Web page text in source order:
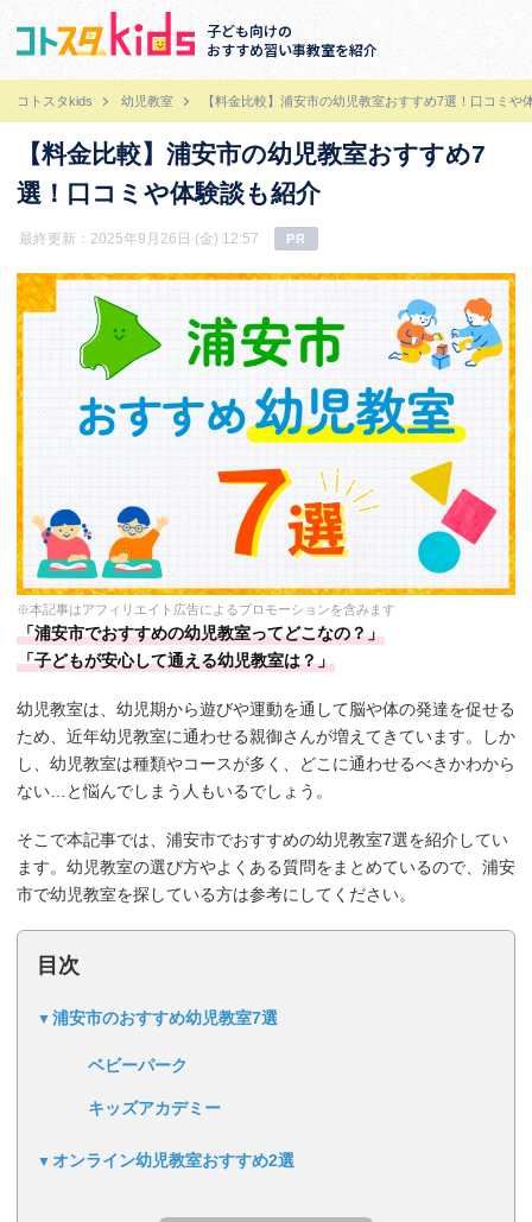
子ども向けの
おすすめ習い事教室を紹介
コトスタkids 幼児教室 【料金比較】浦安市の幼児教室おすすめ7選！口コミや
【料金比較】浦安市の幼児教室おすすめ7
選！口コミや体験談も紹介
最終更新：2025年9月26日 (金) 12:57 PR
※本記事はアフィリエイト広告によるプロモーションを含みます
「浦安市でおすすめの幼児教室ってどこなの？」
「子どもが安心して通える幼児教室は？」
幼児教室は、幼児期から遊びや運動を通して脳や体の発達を促せる
ため、近年幼児教室に通わせる親御さんが増えてきています。しか
し、幼児教室は種類やコースが多く、どこに通わせるべきかわから
ない…と悩んでしまう人もいるでしょう。
そこで本記事では、浦安市でおすすめの幼児教室7選を紹介してい
ます。幼児教室の選び方やよくある質問をまとめているので、浦安
市で幼児教室を探している方は参考にしてください。
目次
浦安市のおすすめ幼児教室7選
ベビーパーク
キッズアカデミー
オンライン幼児教室おすすめ2選